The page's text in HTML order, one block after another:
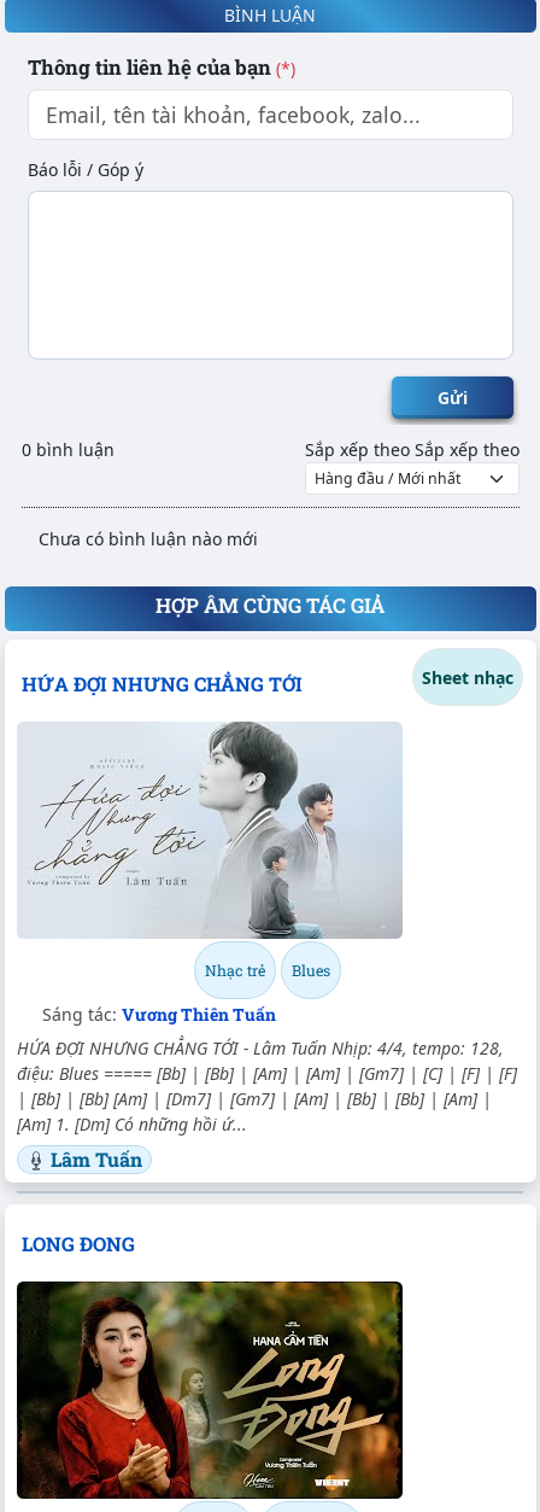
BÌNH LUẬN
Thông tin liên hệ của bạn (*)
Báo lỗi / Góp ý
Gửi
0 bình luận Sắp xếp theo Sắp xếp theo
Chưa có bình luận nào mới
HỢP ÂM CÙNG TÁC GIẢ
HỨA ĐỢI NHƯNG CHẲNG TỚI Sheet nhạc
Nhạc trẻ Blues
Sáng tác: Vương Thiên Tuấn
HỨA ĐỢI NHƯNG CHẲNG TỚI - Lâm Tuấn Nhịp: 4/4, tempo: 128,
điệu: Blues ===== [Bb] | [Bb] | [Am] | [Am] | [Gm7] | [C] | [F] | [F]
| [Bb] | [Bb] [Am] | [Dm7] | [Gm7] | [Am] | [Bb] | [Bb] | [Am] |
[Am] 1. [Dm] Có những hồi ứ...
Lâm Tuấn
LONG ĐONG